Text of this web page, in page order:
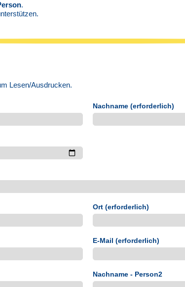
.
Lesen/Ausdrucken.
Nachname (erforderlich)
Ort (erforderlich)
E-Mail (erforderlich)
Nachname - Person2